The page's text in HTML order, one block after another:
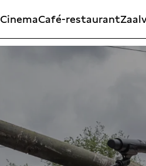
CinemaCafé-restaurant